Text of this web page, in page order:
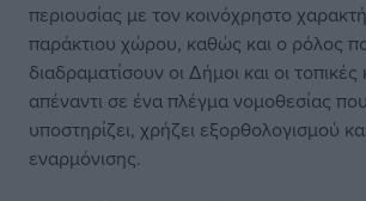
περιουσίας με τον κοινόχρηστο
παράκτιου χώρου, καθώς και ο ρόλος
διαδραματίσουν οι Δήμοι και οι τοπικές
απέναντι σε ένα πλέγμα νομοθεσίας
υποστηρίζει, χρήζει εξορθολογισμού
εναρμόνισης.